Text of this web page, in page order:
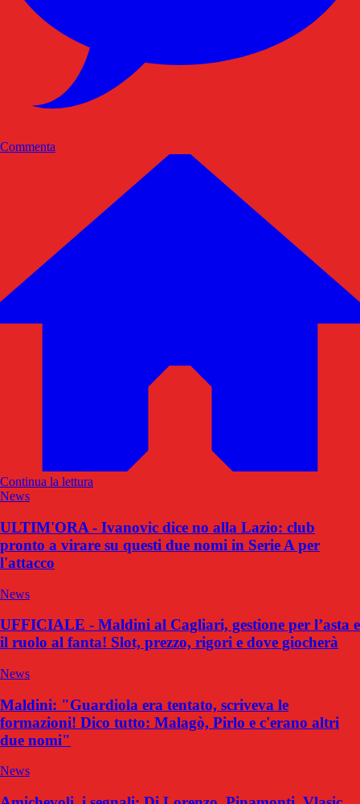
Commenta
Continua la lettura
News
ULTIM'ORA - Ivanovic dice no alla Lazio: club
pronto a virare su questi due nomi in Serie A per
l'attacco
News
UFFICIALE - Maldini al Cagliari, gestione per l’asta e
il ruolo al fanta! Slot, prezzo, rigori e dove giocherà
News
Maldini: "Guardiola era tentato, scriveva le
formazioni! Dico tutto: Malagò, Pirlo e c'erano altri
due nomi"
News